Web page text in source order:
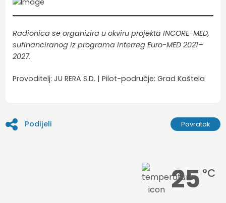
Radionica se organizira u okviru projekta INCORE-MED,
sufinanciranog iz programa Interreg Euro-MED 2021–
2027.
Provoditelj: JU RERA S.D. | Pilot-područje: Grad Kaštela
Podijeli Povratak
25 °C